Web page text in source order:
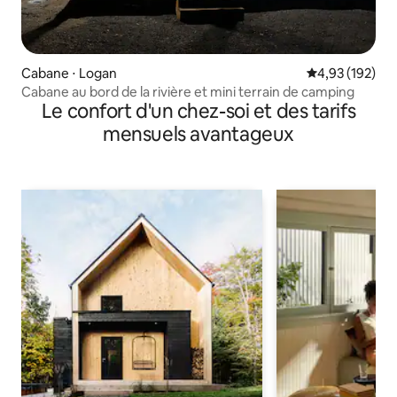
Cabane ⋅ Logan Évaluation
4,93 (192)
Cabane au bord de la rivière et mini terrain de camping
Le confort d'un chez-soi et des tarifs
mensuels avantageux